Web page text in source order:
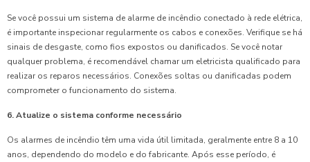
Se você possui um sistema de alarme de incêndio conectado à rede elétrica,
é importante inspecionar regularmente os cabos e conexões. Verifique se há
sinais de desgaste, como fios expostos ou danificados. Se você notar
qualquer problema, é recomendável chamar um eletricista qualificado para
realizar os reparos necessários. Conexões soltas ou danificadas podem
comprometer o funcionamento do sistema.
6. Atualize o sistema conforme necessário
Os alarmes de incêndio têm uma vida útil limitada, geralmente entre 8 a 10
anos, dependendo do modelo e do fabricante. Após esse período, é